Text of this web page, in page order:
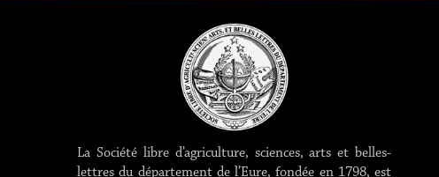
La Société libre d’agriculture, sciences, arts et belles-
lettres du département de l’Eure, fondée en 1798, est